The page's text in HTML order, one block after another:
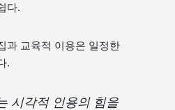
다.
과 교육적 이용은 일정한
.
시각적 인용의 힘을